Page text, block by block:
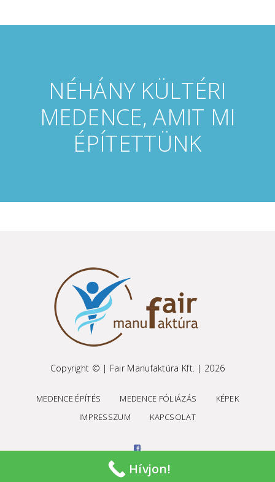
NÉHÁNY KÜLTÉRI
MEDENCE, AMIT MI
ÉPÍTETTÜNK
Copyright © | Fair Manufaktúra Kft. | 2026
MEDENCE ÉPÍTÉS MEDENCE FÓLIÁZÁS
KÉPEK
IMPRESSZUM
KAPCSOLAT
Hívjon!